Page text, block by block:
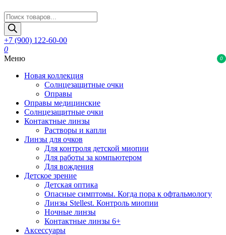
Поиск
товаров
+7 (900) 122-60-00
0
0
Меню
Новая коллекция
Солнцезащитные очки
Оправы
Оправы медицинские
Солнцезащитные очки
Контактные линзы
Растворы и капли
Линзы для очков
Для контроля детской миопии
Для работы за компьютером
Для вождения
Детское зрение
Детская оптика
Опасные симптомы. Когда пора к офтальмологу
Линзы Stellest. Контроль миопии
Ночные линзы
Контактные линзы 6+
Аксессуары